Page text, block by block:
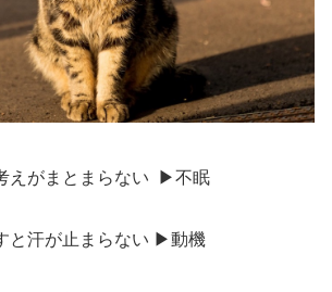
がまとまらない ▶︎不眠
汗が止まらない ▶︎動機